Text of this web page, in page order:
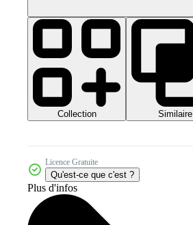
Collection Similaire
Licence Gratuite
Qu'est-ce que c'est ?
Plus d'infos